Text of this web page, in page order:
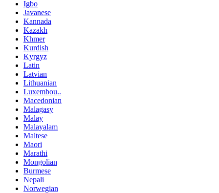
Igbo
Javanese
Kannada
Kazakh
Khmer
Kurdish
Kyrgyz
Latin
Latvian
Lithuanian
Luxembou..
Macedonian
Malagasy
Malay
Malayalam
Maltese
Maori
Marathi
Mongolian
Burmese
Nepali
Norwegian